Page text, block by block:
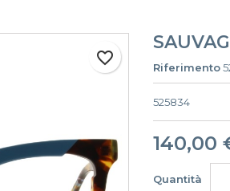
favorite_border Riferimento
525834
140,00
Quantità